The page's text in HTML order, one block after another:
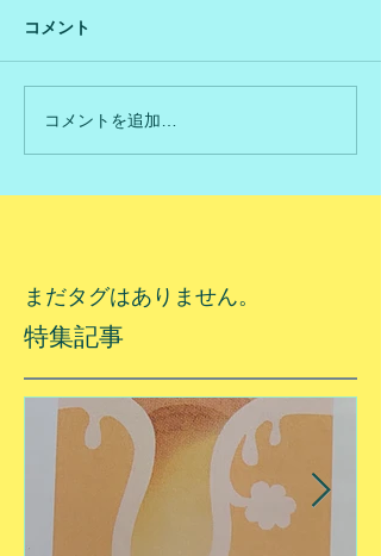
コメント
コメントを追加…
まだタグはありません。
特集記事